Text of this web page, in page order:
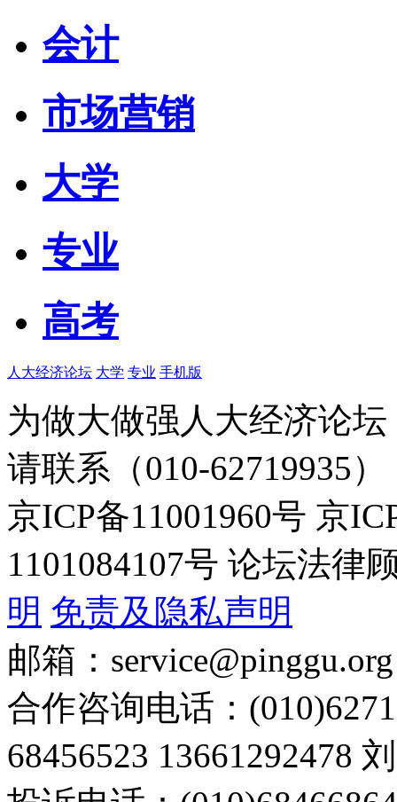
会计
市场营销
大学
专业
高考
人大经济论坛 大学 专业 手机版
为做大做强人大经济论
请联系（010-62719935）
京ICP备11001960号 京
1101084107号 论坛法律
明 免责及隐私声明
邮箱：service@pinggu.org
合作咨询电话：
68456523 13661292478